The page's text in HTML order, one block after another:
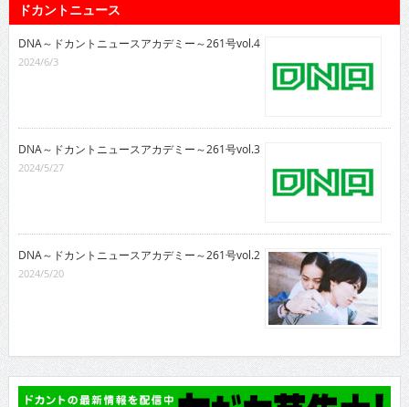
ドカントニュース
DNA～ドカントニュースアカデミー～261号vol.4
2024/6/3
DNA～ドカントニュースアカデミー～261号vol.3
2024/5/27
DNA～ドカントニュースアカデミー～261号vol.2
2024/5/20